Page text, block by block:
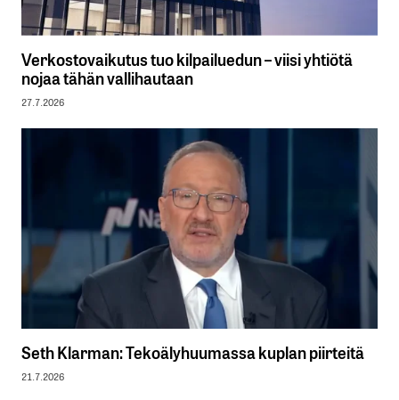
Verkostovaikutus tuo kilpailuedun – viisi yhtiötä
nojaa tähän vallihautaan
27.7.2026
Seth Klarman: Tekoälyhuumassa kuplan piirteitä
21.7.2026